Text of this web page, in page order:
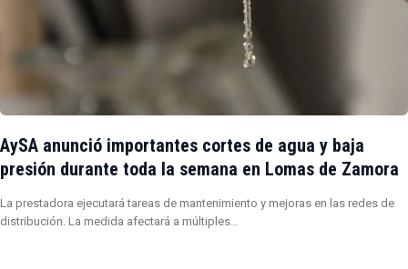
AySA anunció importantes cortes de agua y baja
presión durante toda la semana en Lomas de Zamora
La prestadora ejecutará tareas de mantenimiento y mejoras en las redes de
distribución. La medida afectará a múltiples…